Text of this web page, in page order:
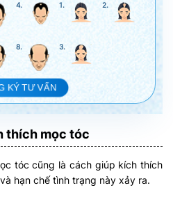
4. 1. 2.
8. 3.
KÝ TƯ VẤN
thích mọc tóc
tóc cũng là cách giúp kích thích
hạn chế tình trạng này xảy ra.